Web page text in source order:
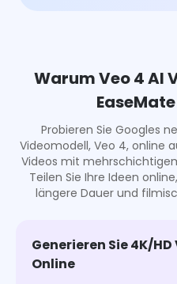
Warum Veo 4 AI
Probieren Sie Googles
Videomodell, Veo 4, online
Videos mit
Teilen Sie Ihre Ideen
längere Dauer und
Generieren Sie 4K/
Online